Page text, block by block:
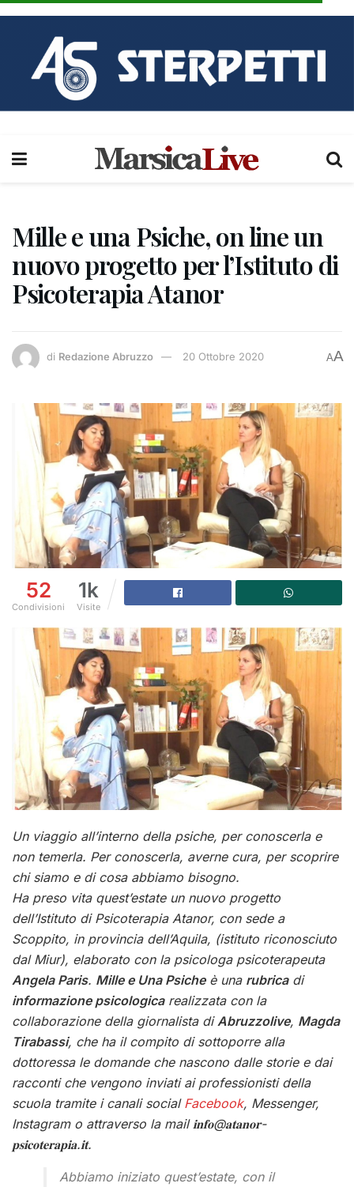
Mille e una Psiche, on line un
nuovo progetto per l’Istituto di
Psicoterapia Atanor
di Redazione Abruzzo 20 Ottobre 2020 AA
52
Condivisioni
1k
Visite
Un viaggio all’interno della psiche, per conoscerla e
non temerla. Per conoscerla, averne cura, per scoprire
chi siamo e di cosa abbiamo bisogno.
Ha preso vita quest’estate un nuovo progetto
dell’Istituto di Psicoterapia Atanor, con sede a
Scoppito, in provincia dell’Aquila, (istituto riconosciuto
dal Miur), elaborato con la psicologa psicoterapeuta
Angela Paris. Mille e Una Psicheè una rubricadi
informazione psicologicarealizzata con la
collaborazione della giornalista diAbruzzolive, Magda
Tirabassi, che ha il compito di sottoporre alla
dottoressa le domande che nascono dalle storie e dai
racconti che vengono inviati ai professionisti della
scuola tramite i canali social Facebook, Messenger,
Instagram o attraverso la mail𝐢𝐧𝐟𝐨@𝐚𝐭𝐚𝐧𝐨𝐫-
𝐩𝐬𝐢𝐜𝐨𝐭𝐞𝐫𝐚𝐩𝐢𝐚.𝐢𝐭.
Abbiamo iniziato quest’estate, con il